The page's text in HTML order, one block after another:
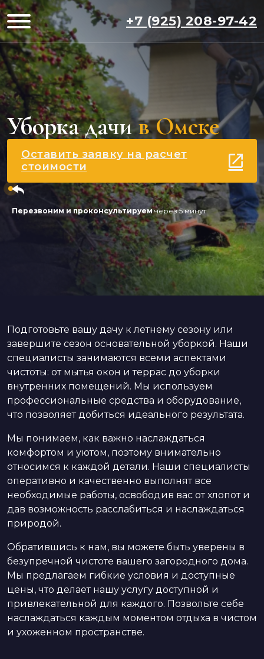
+7 (925) 208-97-42
Уборка дачив Омске
Оставить заявку на расчет
стоимости
Перезвоним и проконсультируемчерез 5 минут
Подготовьте вашу дачу к летнему сезону или
завершите сезон основательной уборкой. Наши
специалисты занимаются всеми аспектами
чистоты: от мытья окон и террас до уборки
внутренних помещений. Мы используем
профессиональные средства и оборудование,
что позволяет добиться идеального результата.
Мы понимаем, как важно наслаждаться
комфортом и уютом, поэтому внимательно
относимся к каждой детали. Наши специалисты
оперативно и качественно выполнят все
необходимые работы, освободив вас от хлопот и
дав возможность расслабиться и наслаждаться
природой.
Обратившись к нам, вы можете быть уверены в
безупречной чистоте вашего загородного дома.
Мы предлагаем гибкие условия и доступные
цены, что делает нашу услугу доступной и
привлекательной для каждого. Позвольте себе
наслаждаться каждым моментом отдыха в чистом
и ухоженном пространстве.